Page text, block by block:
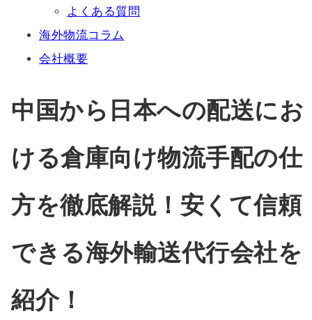
よくある質問
海外物流コラム
会社概要
中国から日本への配送にお
ける倉庫向け物流手配の仕
方を徹底解説！安くて信頼
できる海外輸送代行会社を
紹介！